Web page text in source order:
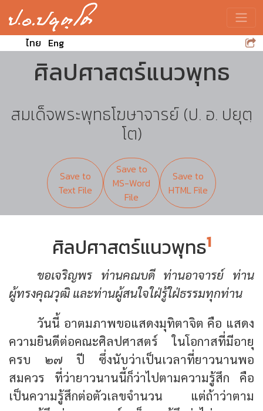
ไทย Eng
ศิลปศาสตร์แนวพุทธ
สมเด็จพระพุทธโฆษาจารย์ (ป. อ. ปยุตฺ
โต)
Save to
Text File
Save to
MS-Word
File
Save to
HTML File
ศิลปศาสตร์แนวพุทธ1
ขอเจริญพร ท่านคณบดี ท่านอาจารย์ ท่าน
ผู้ทรงคุณวุฒิ และท่านผู้สนใจใฝ่รู้ใฝ่ธรรมทุกท่าน
วันนี้ อาตมภาพขอแสดงมุทิตาจิต คือ แสดง
ความยินดีต่อคณะศิลปศาสตร์ ในโอกาสที่มีอายุ
ครบ ๒๗ ปี ซึ่งนับว่าเป็นเวลาที่ยาวนานพอ
สมควร ที่ว่ายาวนานนี้ก็ว่าไปตามความรู้สึก คือ
เป็นความรู้สึกต่อตัวเลขจำนวน แต่ถ้าว่าตาม